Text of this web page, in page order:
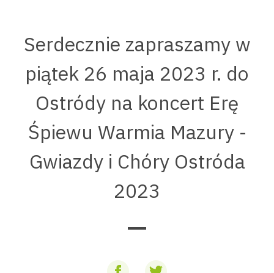
Serdecznie zapraszamy w
piątek 26 maja 2023 r. do
Ostródy na koncert Erę
Śpiewu Warmia Mazury -
Gwiazdy i Chóry Ostróda
2023